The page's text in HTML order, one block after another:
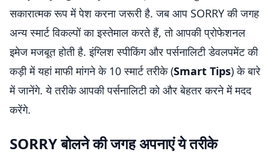
सकारात्मक रूप में पेश करना जरूरी है. जब आप SORRY की जगह
अन्य स्मार्ट विकल्पों का इस्तेमाल करते हैं, तो आपकी प्रोफेशनल
इमेज मजबूत होती है. इंग्लिश स्पीकिंग और पर्सनालिटी डेवलपमेंट की
कड़ी में यहां माफी मांगने के 10 स्मार्ट तरीके (Smart Tips) के बारे
में जानेंगे. ये तरीके आपकी पर्सनालिटी को और बेहतर करने में मदद
करेंगे.
SORRY बोलने की जगह अपनाएं ये तरीके